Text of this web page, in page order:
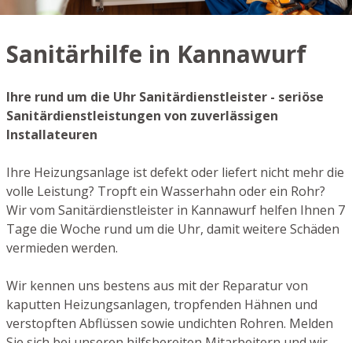
Sanitärhilfe in Kannawurf
Ihre rund um die Uhr Sanitärdienstleister - seriöse
Sanitärdienstleistungen von zuverlässigen
Installateuren
Ihre Heizungsanlage ist defekt oder liefert nicht mehr die
volle Leistung? Tropft ein Wasserhahn oder ein Rohr?
Wir vom Sanitärdienstleister in Kannawurf helfen Ihnen 7
Tage die Woche rund um die Uhr, damit weitere Schäden
vermieden werden.
Wir kennen uns bestens aus mit der Reparatur von
kaputten Heizungsanlagen, tropfenden Hähnen und
verstopften Abflüssen sowie undichten Rohren. Melden